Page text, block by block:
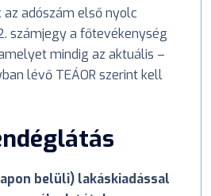
adószám első nyolc
számjegy a főtevékenység
mindig az aktuális –
lévő TEÁOR szerint kell
belüli) lakáskiadással